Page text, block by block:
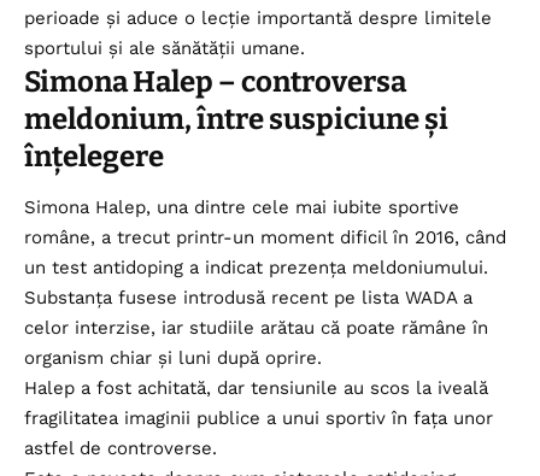
perioade și aduce o lecție importantă despre limitele
sportului și ale sănătății umane.
Simona Halep – controversa
meldonium, între suspiciune și
înțelegere
Simona Halep, una dintre cele mai iubite sportive
române, a trecut printr-un moment dificil în 2016, când
un test antidoping a indicat prezența meldoniumului.
Substanța fusese introdusă recent pe lista WADA a
celor interzise, iar studiile arătau că poate rămâne în
organism chiar și luni după oprire.
Halep a fost achitată, dar tensiunile au scos la iveală
fragilitatea imaginii publice a unui sportiv în fața unor
astfel de controverse.